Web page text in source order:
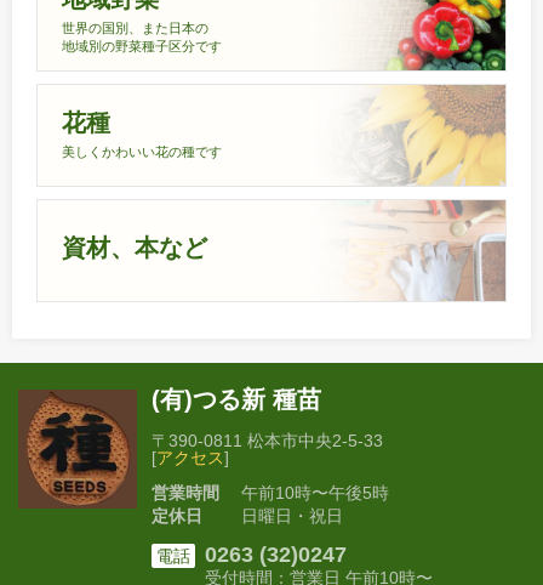
世界の国別、また日本の
地域別の野菜種子区分です
花種
美しくかわいい花の種です
資材、本など
(有)つる新 種苗
〒390-0811 松本市中央2-5-33
[アクセス]
営業時間
午前10時〜午後5時
定休日
日曜日・祝日
電話 0263 (32)0247
受付時間：営業日 午前10時〜